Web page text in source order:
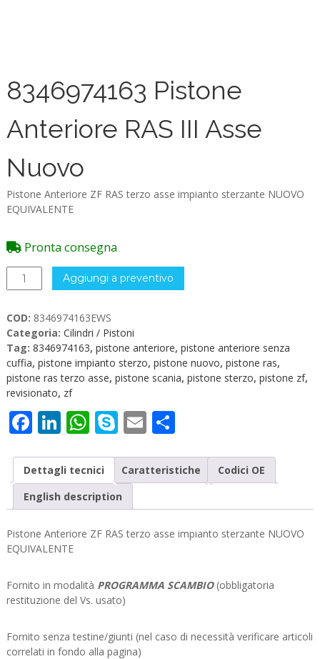
8346974163 Pistone
Anteriore RAS III Asse
Nuovo
Pistone Anteriore ZF RAS terzo asse impianto sterzante NUOVO
EQUIVALENTE
Pronta consegna
8346974163
Pistone
RAS
III
Asse
Nuovo
quantità
Aggiungi a preventivo
COD: 8346974163EWS
Categoria: Cilindri / Pistoni
Tag: 8346974163, pistone anteriore, pistone anteriore senza
cuffia, pistone impianto sterzo, pistone nuovo, pistone ras,
pistone ras terzo asse, pistone scania, pistone sterzo, pistone zf,
revisionato, zf
Facebook
LinkedIn
WhatsApp
Skype
EmailCondividi
Dettagli tecnici Caratteristiche
Codici OE
English description
Pistone Anteriore ZF RAS terzo asse impianto sterzante NUOVO
EQUIVALENTE
Fornito in modalità PROGRAMMA SCAMBIO(obbligatoria
restituzione del Vs. usato)
Fornito senza testine/giunti (nel caso di necessità verificare articoli
correlati in fondo alla pagina)